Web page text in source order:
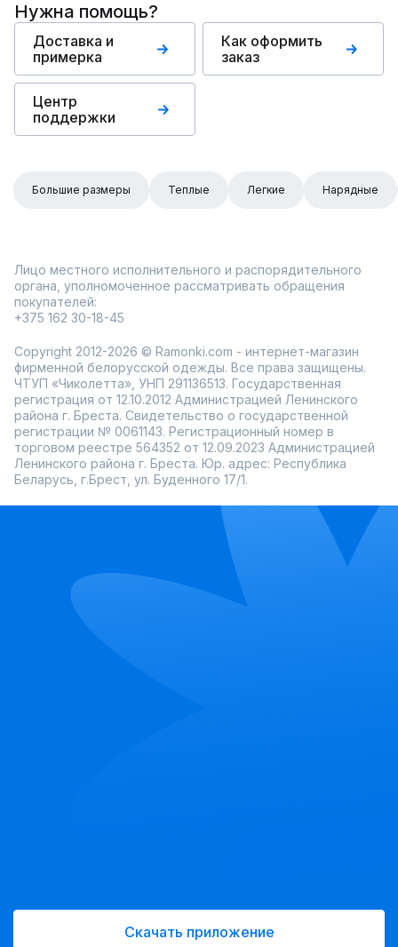
Нужна помощь?
Доставка и
примерка
Как оформить
заказ
Центр
поддержки
Большие размеры Теплые Легкие Нарядные
Лицо местного исполнительного и распорядительного
органа, уполномоченное рассматривать обращения
покупателей:
+375 162 30-18-45
Copyright 2012-2026 © Ramonki.com - интернет-магазин
фирменной белорусской одежды. Все права защищены.
ЧТУП «Чиколетта», УНП 291136513. Государственная
регистрация от 12.10.2012 Администрацией Ленинского
района г. Бреста. Свидетельство о государственной
регистрации № 0061143. Регистрационный номер в
торговом реестре 564352 от 12.09.2023 Администрацией
Ленинского района г. Бреста. Юр. адрес: Республика
Беларусь, г.Брест, ул. Буденного 17/1.
Скачать приложение